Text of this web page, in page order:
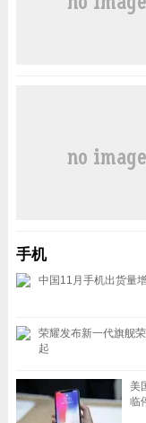
手机
中国11月手机出货量
荣耀发布新一代旗舰
起
美
临